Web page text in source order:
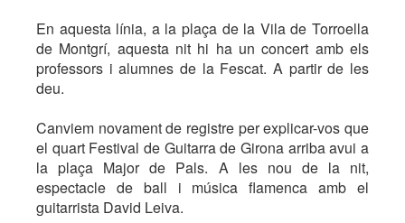
En aquesta línia, a la plaça de la Vila de Torroella
de Montgrí, aquesta nit hi ha un concert amb els
professors i alumnes de la Fescat. A partir de les
deu.
Canviem novament de registre per explicar-vos que
el quart Festival de Guitarra de Girona arriba avui a
la plaça Major de Pals. A les nou de la nit,
espectacle de ball i música flamenca amb el
guitarrista David Leiva.